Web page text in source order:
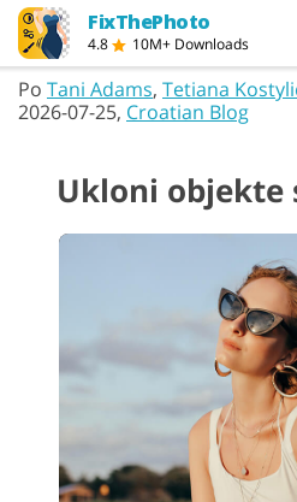
FixThePhoto
4.8 10M+ Downloads
Po Tani Adams, Tetiana
2026-07-25, Croatian Blog
Ukloni objekte